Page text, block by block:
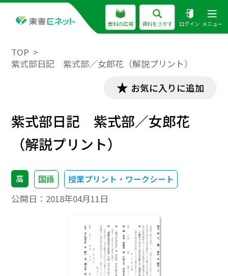
教科の広場 資料をさがす ログイン メニュー
TOP
紫式部日記 紫式部／女郎花（解説プリント）
お気に入りに追加
紫式部日記 紫式部／女郎花
（解説プリント）
高 国語 授業プリント・ワークシート
公開日： 2018年04月11日